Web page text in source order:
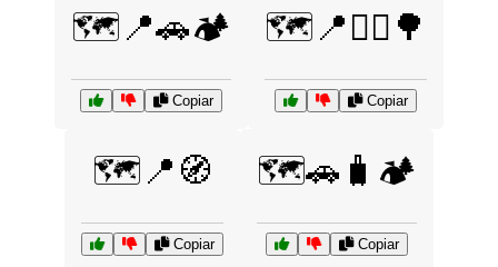
🗺️📍🚗🏕️
Copiar
🗺️📍🚶‍♀️🌳
Copiar
🗺️📍🧭
Copiar
🗺️🚗🧳🏕️
Copiar